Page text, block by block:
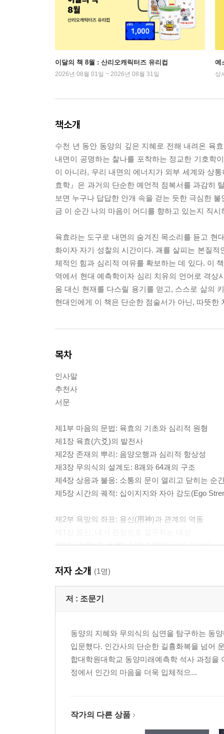
이달의 책 8월 : 산리오캐릭터즈 유리컵
2026년 08월 01일 ~ 2026년 08월 31일
예
상
책소개
수천 년 동안 동양의 깊은 지혜로 전해 내려온 육
내면이 공명하는 찰나를 포착하는 정교한 기호학
이 아니라, 우리 내면의 에너지가 외부 세계와 상
효학』은 과거의 단순한 예언적 점복서를 과감히
보면 누구나 답답한 안개 속을 걷는 듯한 극심한
금 이 순간 나의 마음이 어디를 향하고 있는지 직시
육효라는 도구로 내면의 숨겨진 목소리를 듣고 현
화이자 자기 성찰의 시간이다. 괘를 살피는 본질
체적인 힘과 심리적 여유를 확보하는 데 있다. 이
역에서 현대 예측학이자 심리 치유의 언어로 격
움 대신 현재를 다스릴 용기를 얻고, 스스로 삶의
현대인에게 이 책은 단순한 점술서가 아닌, 따뜻
목차
인사말
추천사
서문
제1부 마음의 문법: 육효의 기초와 심리적 원형
제1장 육효(六爻)의 발전사
제2장 존재의 뿌리: 음양오행과 심리적 항상성
제3장 무의식의 설계도: 8괘와 64괘의 구조
제4장 상응과 불응: 소통의 문이 열리고 닫히는 순
제5장 시간의 궤적: 십이지지와 자아 강도(Ego
제2부 욕망의 좌표: 용신(用神)과 관계의 역동
제2장 세(世)와 응(應), 나와 타자의 심리 드라마
제4장 보론: 육수(六獸)의 심리적 통합
제3부 욕망의 심리 지도: 육친(六親)으로 읽는 내면
제3장 부효(父爻): 수용적 태도와 무의식의 자양분
제4장 육친의 특수 상황: 용신다현(用神多現)과
제4부 결핍과 무의식: 공망(空), 월파(破), 복신(伏)
제3장 영혼의 방황: 유혼괘(遊魂)와 귀혼괘(歸魂),
제4장 괘신의 수난: 공망(空亡)과 형충(刑沖)이 상
저자 소개 (1명)
저 : 조문기
동양의 지혜와 무의식의 심연을 탐구하는 동
입문했다. 인간사의 단순한 길흉화복을 넘어
합대학원대학교 동양미래예측학 석사 과정
정에서 인간의 마음을 더욱 입체적으...
작가의 다른 상품